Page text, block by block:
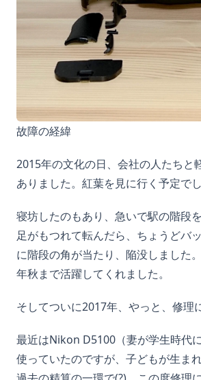
故障の経緯
2015年の文化の日、会社の人たちと
ありました。紅葉を見に行く予定でし
寝坊したのもあり、急いで駅の階段
足がもつれて転んだら、ちょうどバ
に階段の角が当たり、陥没しました
年秋まで活躍してくれました。
そしてついに2017年、やっと、修理
最近はNikon D5100（妻が学生時代
使っていたのですが、子どもが生まれ